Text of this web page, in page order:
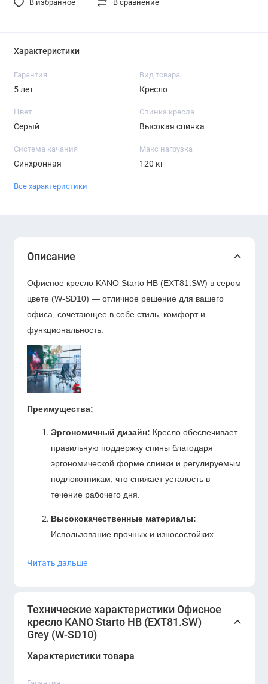
В избранное В сравнение
Характеристики
Гарантия
5 лет
Вид товара
Кресло
Цвет
Серый
Спинка кресла
Высокая спинка
Система качания
Синхронная
Макс нагрузка
120 кг
Все характеристики
Описание
Офисное кресло KANO Starto HB (EXT81.SW) в сером
цвете (W-SD10) — отличное решение для вашего
офиса, сочетающее в себе стиль, комфорт и
функциональность.
Преимущества:
Эргономичный дизайн: Кресло обеспечивает
правильную поддержку спины благодаря
эргономической форме спинки и регулируемым
подлокотникам, что снижает усталость в
течение рабочего дня.
Высококачественные материалы:
Использование прочных и износостойких
устойчивость кресла к повседневному
Серый цвет кресла
легко интегрируется в любой офисный
интерьер, подчеркивая современный стиль и
Читать дальше
Технические характеристики Офисное
кресло KANO Starto HB (EXT81.SW)
Grey (W-SD10)
Характеристики товара